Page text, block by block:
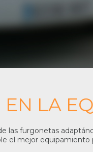
EN LA
las furgonetas
el mejor